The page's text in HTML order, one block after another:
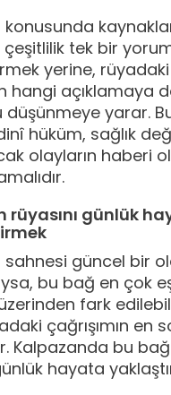
konusunda
çeşitlilik tek bir
yerine,
hangi açıklamaya
düşünmeye yarar.
hüküm, sağlık
olayların haberi
rüyasını günlük
sahnesi güncel bir
bu bağ en çok
fark
çağrışımın en
Kalpazanda bu
hayata